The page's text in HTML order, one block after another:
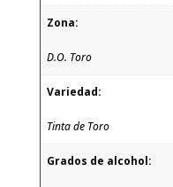
Zona:
D.O. Toro
Variedad:
Tinta de Toro
Grados de alcohol: